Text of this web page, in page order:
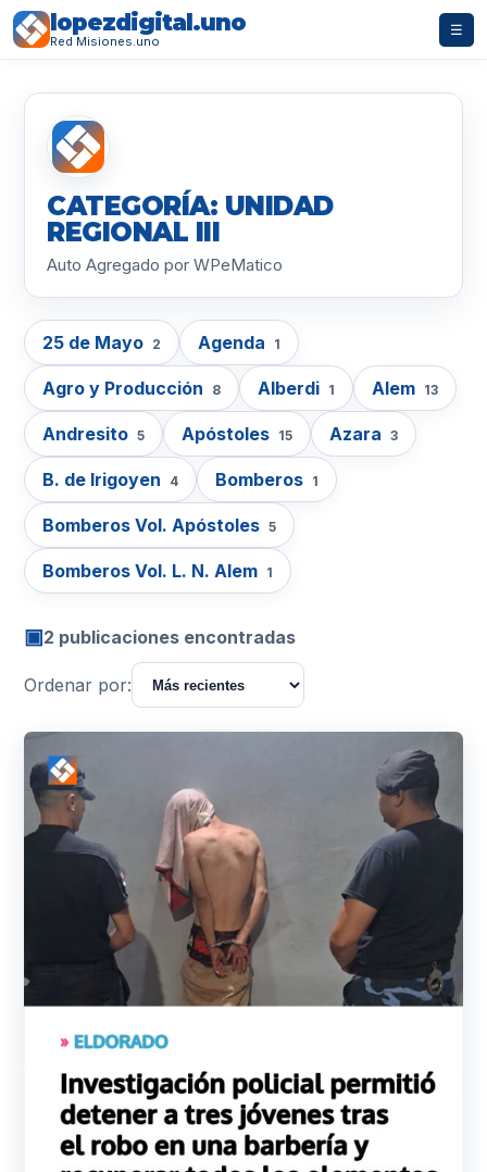
lopezdigital.uno
Red Misiones.uno
☰
CATEGORÍA: UNIDAD
REGIONAL III
Auto Agregado por WPeMatico
25 de Mayo 2 Agenda 1
Agro y Producción 8 Alberdi 1 Alem 13
Andresito 5 Apóstoles 15 Azara 3
B. de Irigoyen 4 Bomberos 1
Bomberos Vol. Apóstoles 5
Bomberos Vol. L. N. Alem 1
▣2 publicaciones encontradas
Ordenar por: